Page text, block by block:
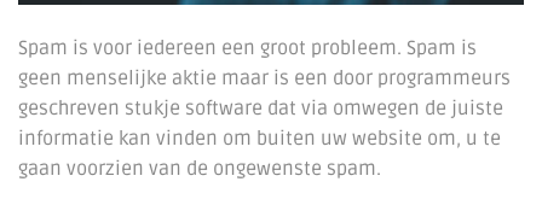
Spam is voor iedereen een groot probleem. Spam is
geen menselijke aktie maar is een door programmeurs
geschreven stukje software dat via omwegen de juiste
informatie kan vinden om buiten uw website om, u te
gaan voorzien van de ongewenste spam.